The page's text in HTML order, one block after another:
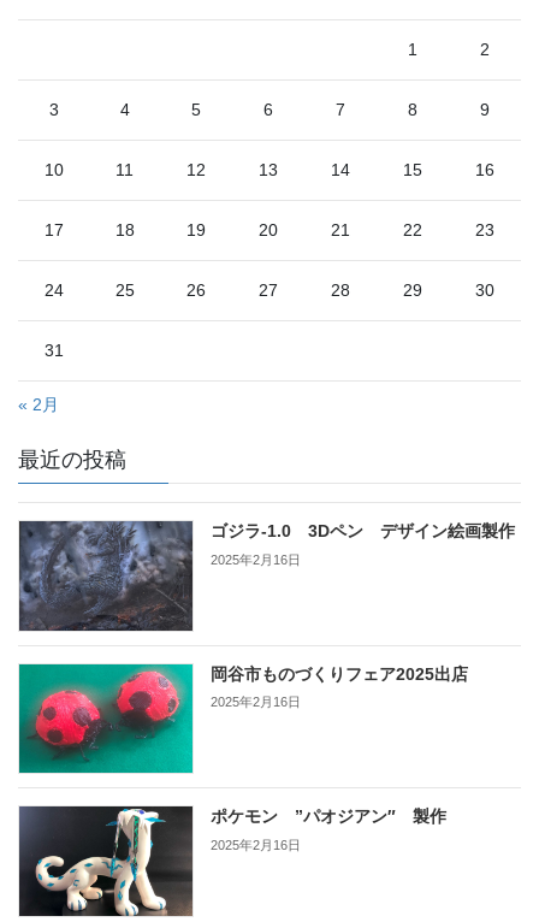
1 2
3 4 5 6 7 8 9
10 11 12 13 14 15 16
17 18 19 20 21 22 23
24 25 26 27 28 29 30
31
« 2月
最近の投稿
ゴジラ-1.0 3Dペン デザイン絵画製作
2025年2月16日
岡谷市ものづくりフェア2025出店
2025年2月16日
ポケモン ”パオジアン″ 製作
2025年2月16日